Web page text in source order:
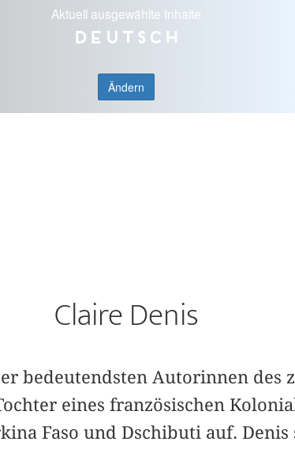
Aktuell ausgewählte Inhalte
Deutsch
Ändern
Claire Denis
bedeutendsten Autorinnen des
eines französischen
Faso und Dschibuti auf.